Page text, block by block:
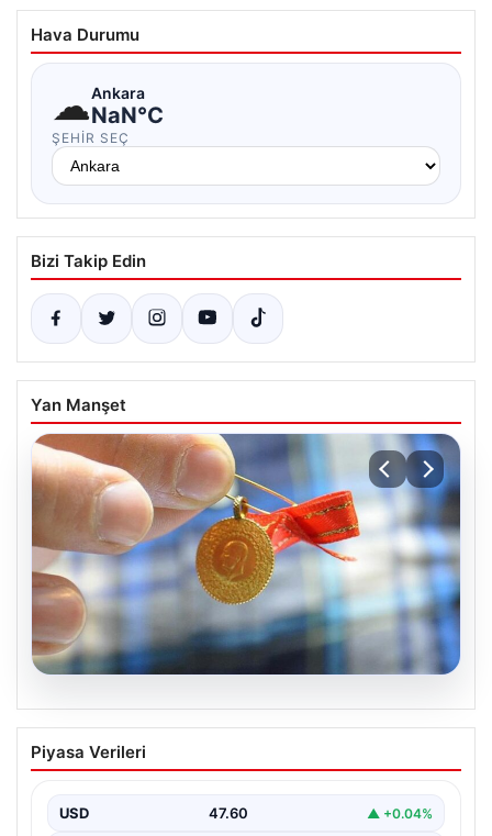
Hava Durumu
☁Ankara
NaN°C
ŞEHIR SEÇ
Bizi Takip Edin
Yan Manşet
05.08.2026
Altın fiyatları canlı 8 Nisan 2026: Altın
fiyatları ne kadar oldu? Gram, çeyrek,
fiyatları
Piyasa Verileri
USD 47.60 ▲ +0.04%